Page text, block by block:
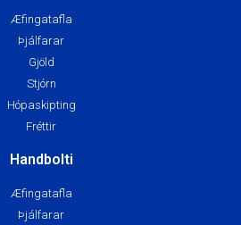
Æfingatafla
Þjálfarar
Gjöld
Stjórn
Hópaskipting
Fréttir
Handbolti
Æfingatafla
Þjálfarar